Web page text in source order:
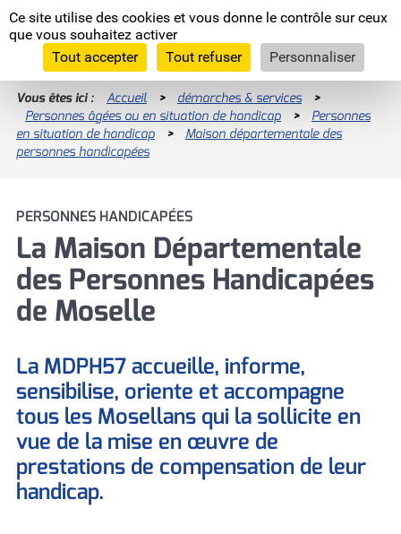
Panneau de gestion des cookies
Ce site utilise des cookies et vous donne le contrôle sur ceux
que vous souhaitez activer
Tout accepter
Tout refuser Personnaliser
Moselle
L'Eurodépartement
RECHERCHES LES PLUS FRÉQUENTES
Allocation Personnalisée d'Autonomie
(APA)
Devenez famille d'accueil !
Devenir assistant maternel (H/F)
(PCH)
Signaler un enfant en danger
Enquêtes publiques
Programme INTERREG VI
La Moselle, européenne par nature
Les assises de l'agriculture
Comité départementaux
Vous êtes ici : Accueil > démarches & services
>
Personnes âgées ou en situation de handicap
>
Personnes
en situation de handicap
>
Maison départementale des
personnes handicapées
PERSONNES HANDICAPÉES
La Maison Départementale
des Personnes Handicapées
de Moselle
La MDPH57 accueille, informe,
sensibilise, oriente et accompagne
tous les Mosellans qui la sollicite en
vue de la mise en œuvre de
prestations de compensation de leur
handicap.